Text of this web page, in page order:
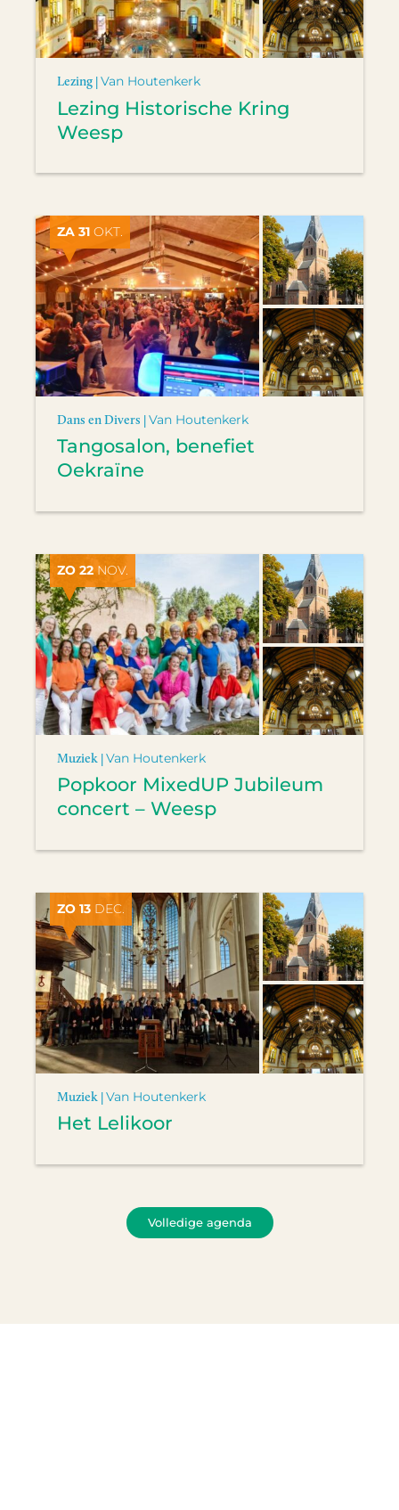
Lezing |Van Houtenkerk
Lezing Historische Kring
Weesp
ZA 31 OKT.
Dans en Divers |Van Houtenkerk
Tangosalon, benefiet
Oekraïne
ZO 22 NOV.
Muziek |Van Houtenkerk
Popkoor MixedUP Jubileum
concert – Weesp
ZO 13 DEC.
Muziek |Van Houtenkerk
Het Lelikoor
Volledige agenda